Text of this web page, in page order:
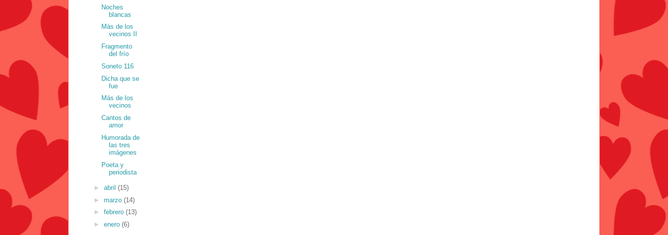
Noches
blancas
Más de los
vecinos II
Fragmento
del frío
Soneto 116
Dicha que se
fue
Más de los
vecinos
Cantos de
amor
Humorada de
las tres
imágenes
Poeta y
periodista
► abril (15)
► marzo (14)
► febrero (13)
► enero (6)